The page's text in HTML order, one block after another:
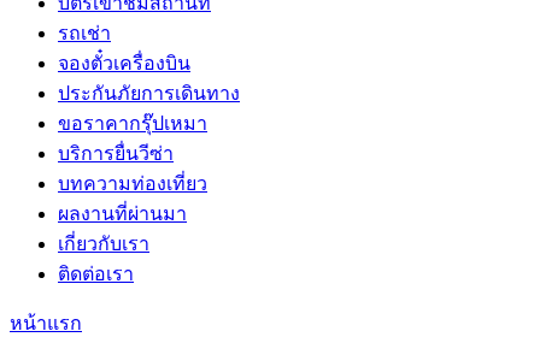
รถเช่า
จองตั๋วเครื่องบิน
ประกันภัยการเดินทาง
ขอราคากรุ๊ปเหมา
บริการยื่นวีซ่า
บทความท่องเที่ยว
ผลงานที่ผ่านมา
เกี่ยวกับเรา
ติดต่อเรา
หน้าแรก